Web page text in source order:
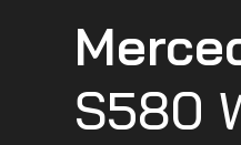
S580